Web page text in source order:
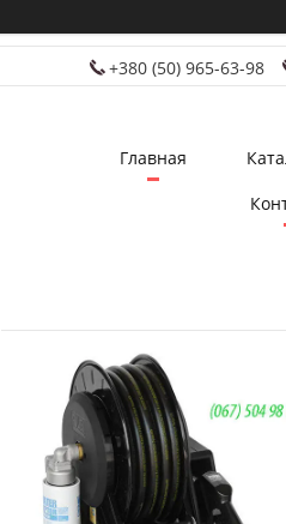
+380 (50) 965-63-98
Главная